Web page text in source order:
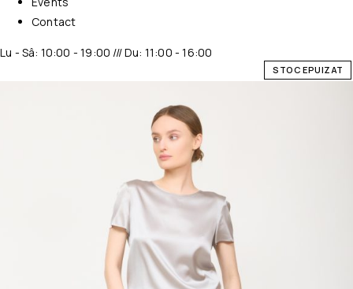
Contact
Lu - Sâ: 10:00 - 19:00 /// Du: 11:00 - 16:00
STOC EPUIZAT